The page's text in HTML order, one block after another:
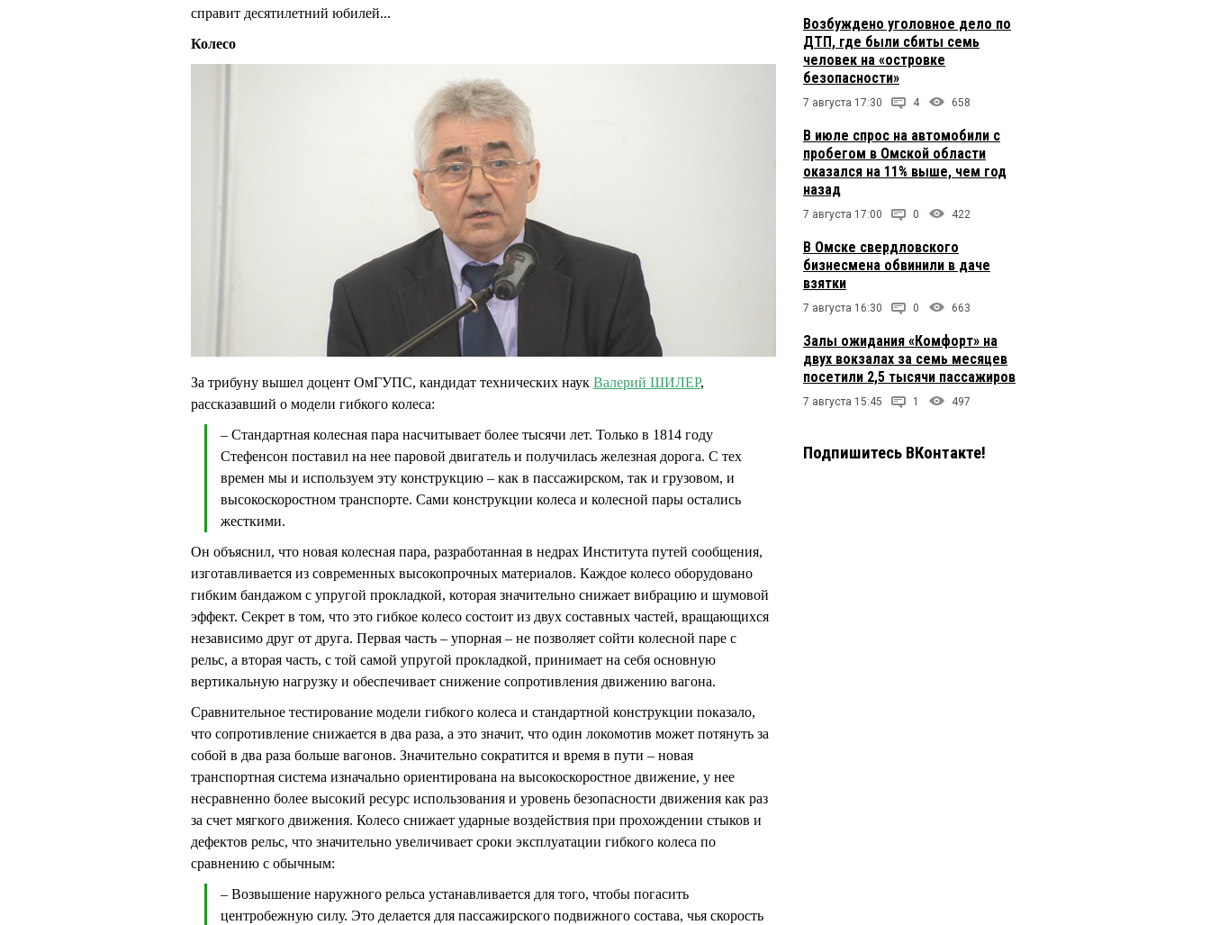
справит десятилетний юбилей...
Колесо
За трибуну вышел доцент ОмГУПС, кандидат технических наук Валерий ШИЛЕР,
рассказавший о модели гибкого колеса:
– Стандартная колесная пара насчитывает более тысячи лет. Только в 1814 году
Стефенсон поставил на нее паровой двигатель и получилась железная дорога. С тех
времен мы и используем эту конструкцию – как в пассажирском, так и грузовом, и
высокоскоростном транспорте. Сами конструкции колеса и колесной пары остались
жесткими.
Он объяснил, что новая колесная пара, разработанная в недрах Института путей сообщения,
изготавливается из современных высокопрочных материалов. Каждое колесо оборудовано
гибким бандажом с упругой прокладкой, которая значительно снижает вибрацию и шумовой
эффект. Секрет в том, что это гибкое колесо состоит из двух составных частей, вращающихся
независимо друг от друга. Первая часть – упорная – не позволяет сойти колесной паре с
рельс, а вторая часть, с той самой упругой прокладкой, принимает на себя основную
вертикальную нагрузку и обеспечивает снижение сопротивления движению вагона.
Сравнительное тестирование модели гибкого колеса и стандартной конструкции показало,
что сопротивление снижается в два раза, а это значит, что один локомотив может потянуть за
собой в два раза больше вагонов. Значительно сократится и время в пути – новая
транспортная система изначально ориентирована на высокоскоростное движение, у нее
несравненно более высокий ресурс использования и уровень безопасности движения как раз
за счет мягкого движения. Колесо снижает ударные воздействия при прохождении стыков и
дефектов рельс, что значительно увеличивает сроки эксплуатации гибкого колеса по
сравнению с обычным:
– Возвышение наружного рельса устанавливается для того, чтобы погасить
центробежную силу. Это делается для пассажирского подвижного состава, чья скорость
Возбуждено уголовное дело по
ДТП, где были сбиты семь
человек на «островке
безопасности»
7 августа 17:30 4 658
В июле спрос на автомобили с
пробегом в Омской области
оказался на 11% выше, чем год
назад
7 августа 17:00 0 422
В Омске свердловского
бизнесмена обвинили в даче
взятки
7 августа 16:30 0 663
Залы ожидания «Комфорт» на
двух вокзалах за семь месяцев
посетили 2,5 тысячи пассажиров
7 августа 15:45 1 497
Подпишитесь ВКонтакте!